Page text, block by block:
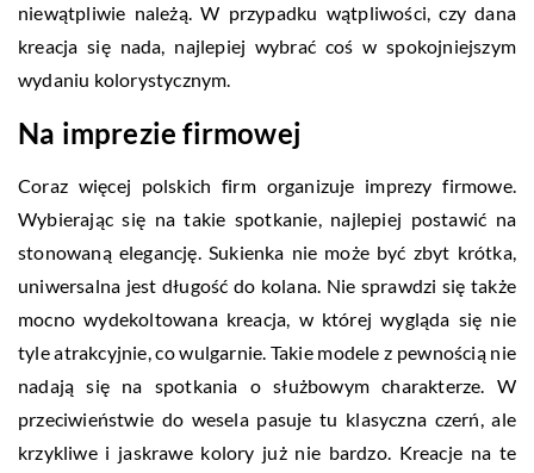
niewątpliwie należą. W przypadku wątpliwości, czy dana
kreacja się nada, najlepiej wybrać coś w spokojniejszym
wydaniu kolorystycznym.
Na imprezie firmowej
Coraz więcej polskich firm organizuje imprezy firmowe.
Wybierając się na takie spotkanie, najlepiej postawić na
stonowaną elegancję. Sukienka nie może być zbyt krótka,
uniwersalna jest długość do kolana. Nie sprawdzi się także
mocno wydekoltowana kreacja, w której wygląda się nie
tyle atrakcyjnie, co wulgarnie. Takie modele z pewnością nie
nadają się na spotkania o służbowym charakterze. W
przeciwieństwie do wesela pasuje tu klasyczna czerń, ale
krzykliwe i jaskrawe kolory już nie bardzo. Kreacje na te